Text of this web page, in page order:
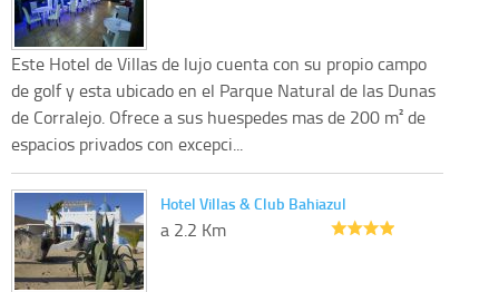
Este Hotel de Villas de lujo cuenta con su propio campo
de golf y esta ubicado en el Parque Natural de las Dunas
de Corralejo. Ofrece a sus huespedes mas de 200 m² de
espacios privados con excepci...
Hotel Villas & Club Bahiazul
a 2.2 Km